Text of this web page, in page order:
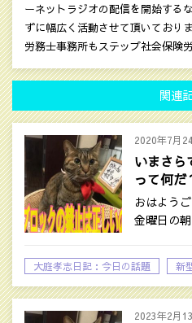
ーネットラジオの配信を開始する
ずに幅広く活動させて頂いており
労務士事務所もステップ社会保険
関連
2020年7月
いまさら
って何だ
おはよう
金曜日の
大庭孝志日記：今日の話題
新
時事ネタ
2023年2月